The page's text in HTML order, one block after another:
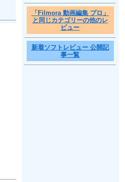
「Filmora 動画編集 プロ」
と同じカテゴリーの他のレ
ビュー
新着ソフトレビュー 公開記
事一覧